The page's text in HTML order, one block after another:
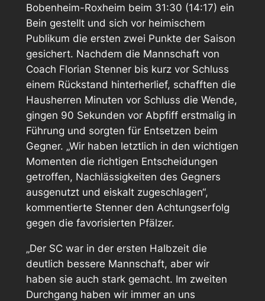
Bobenheim-Roxheim beim 31:30 (14:17) ein
Bein gestellt und sich vor heimischem
Publikum die ersten zwei Punkte der Saison
gesichert. Nachdem die Mannschaft von
Coach Florian Stenner bis kurz vor Schluss
einem Rückstand hinterherlief, schafften die
Hausherren Minuten vor Schluss die Wende,
gingen 90 Sekunden vor Abpfiff erstmalig in
Führung und sorgten für Entsetzen beim
Gegner. „Wir haben letztlich in den wichtigen
Momenten die richtigen Entscheidungen
getroffen, Nachlässigkeiten des Gegners
ausgenutzt und eiskalt zugeschlagen“,
kommentierte Stenner den Achtungserfolg
gegen die favorisierten Pfälzer.
„Der SC war in der ersten Halbzeit die
deutlich bessere Mannschaft, aber wir
haben sie auch stark gemacht. Im zweiten
Durchgang haben wir immer an uns